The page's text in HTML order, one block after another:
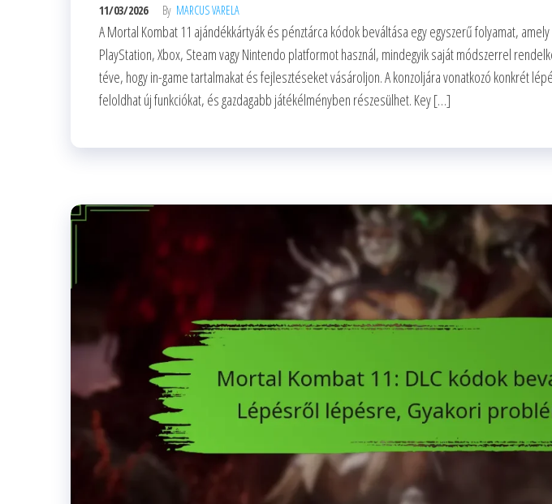
11/03/2026 By MARCUS VARELA
A Mortal Kombat 11 ajándékkártyák és pénztárca kódok beváltása egy egyszerű folyamat,
PlayStation, Xbox, Steam vagy Nintendo platformot használ, mindegyik saját módszerrel
téve, hogy in-game tartalmakat és fejlesztéseket vásároljon. A konzoljára vonatkozó konkrét
feloldhat új funkciókat, és gazdagabb játékélményben részesülhet. Key […]